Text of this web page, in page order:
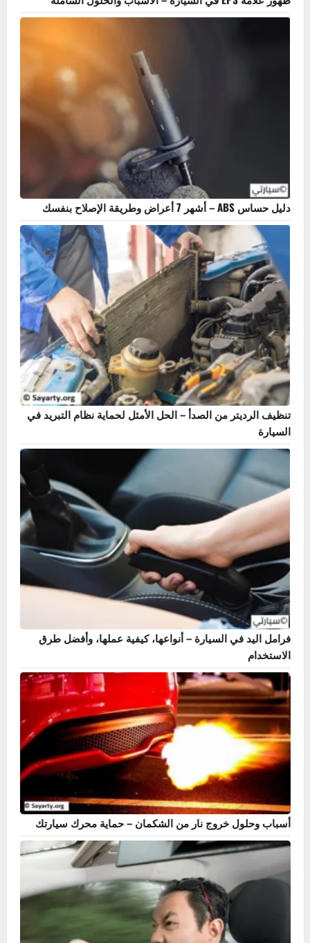
ظهور علامة EPS في السيارة – الأسباب والحلول الشاملة
دليل حساس ABS – أشهر 7 أعراض وطريقة الإصلاح بنفسك
تنظيف الرديتر من الصدأ – الحل الأمثل لحماية نظام التبريد في
السيارة
فرامل اليد في السيارة – أنواعها، كيفية عملها، وأفضل طرق